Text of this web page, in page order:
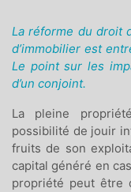
La réforme du droit
d’immobilier est
Le point sur les
d’un conjoint.
La pleine
possibilité de jouir
fruits de son
capital généré en
propriété peut être